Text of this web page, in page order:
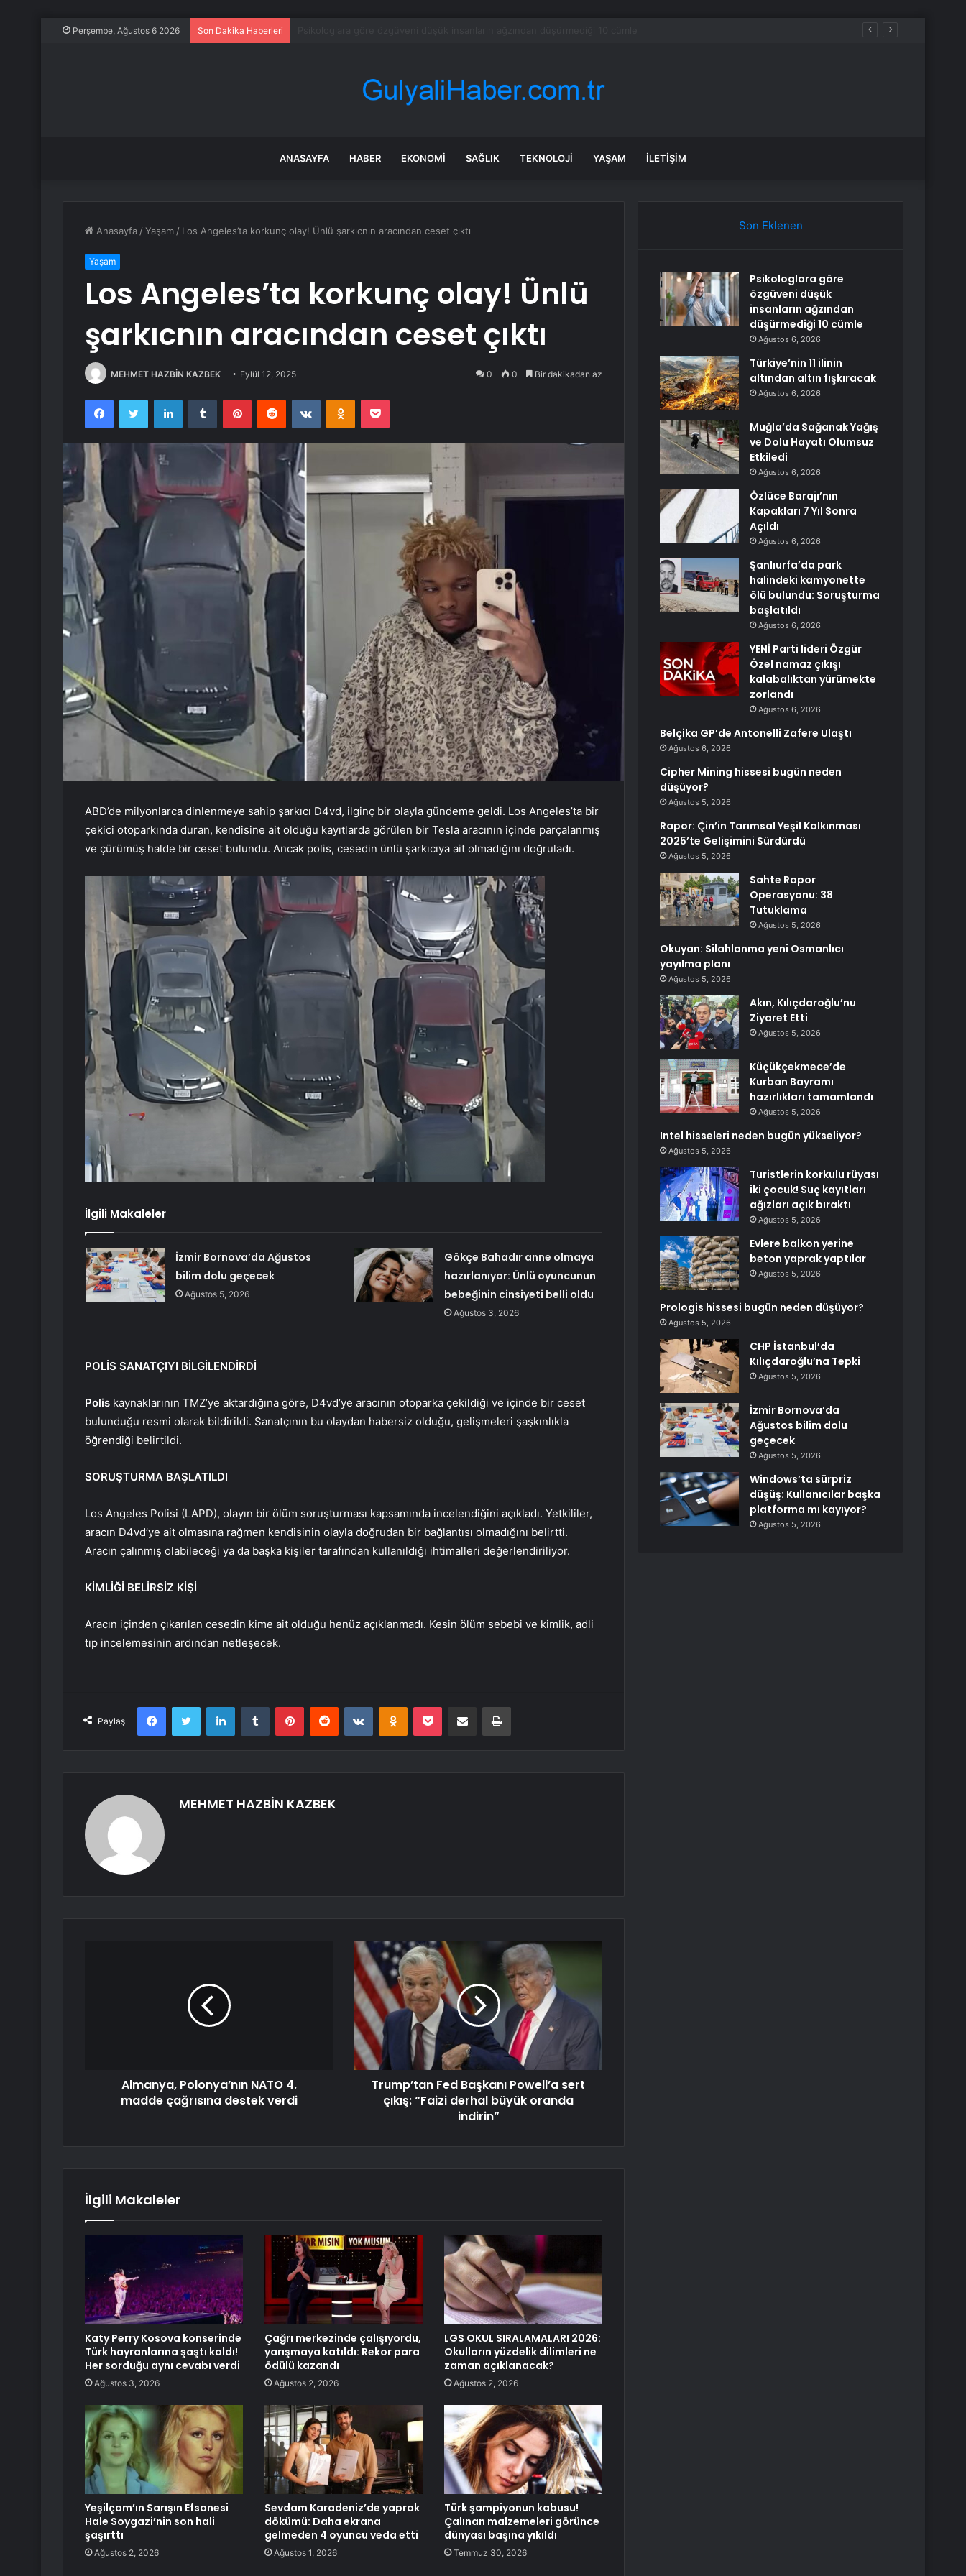
Perşembe, Ağustos 6 2026 Son Dakika Haberleri
ANASAYFA HABER EKONOMI SAĞLIK TEKNOLOJI YAŞAM İLETIŞIM
Anasayfa /Yaşam / Los Angeles’ta korkunç olay! Ünlü şarkıcnın aracından ceset çıktı
Yaşam
Los Angeles’ta korkunç olay! Ünlü
şarkıcnın aracından ceset çıktı
MEHMET HAZBİN KAZBEK Eylül 12, 2025 0 0 Bir dakikadan az
FacebookTwitter LinkedInTumblr PinterestReddit VKontakteOdnoklassniki
Pocket
ABD’de milyonlarca dinlenmeye sahip şarkıcı D4vd, ilginç bir olayla gündeme geldi. Los Angeles’ta bir
çekici otoparkında duran, kendisine ait olduğu kayıtlarda görülen bir Tesla aracının içinde parçalanmış
ve çürümüş halde bir ceset bulundu. Ancak polis, cesedin ünlü şarkıcıya ait olmadığını doğruladı.
İlgili Makaleler
İzmir Bornova’da Ağustos
bilim dolu geçecek
Ağustos 5, 2026
Gökçe Bahadır anne olmaya
hazırlanıyor: Ünlü oyuncunun
bebeğinin cinsiyeti belli oldu
Ağustos 3, 2026
POLİS SANATÇIYI BİLGİLENDİRDİ
Polis kaynaklarının TMZ’ye aktardığına göre, D4vd’ye aracının otoparka çekildiği ve içinde bir ceset
bulunduğu resmi olarak bildirildi. Sanatçının bu olaydan habersiz olduğu, gelişmeleri şaşkınlıkla
öğrendiği belirtildi.
SORUŞTURMA BAŞLATILDI
Los Angeles Polisi (LAPD), olayın bir ölüm soruşturması kapsamında incelendiğini açıkladı. Yetkililer,
aracın D4vd’ye ait olmasına rağmen kendisinin olayla doğrudan bir bağlantısı olmadığını belirtti.
Aracın çalınmış olabileceği ya da başka kişiler tarafından kullanıldığı ihtimalleri değerlendiriliyor.
KİMLİĞİ BELİRSİZ KİŞİ
Aracın içinden çıkarılan cesedin kime ait olduğu henüz açıklanmadı. Kesin ölüm sebebi ve kimlik, adli
tıp incelemesinin ardından netleşecek.
Paylaş
FacebookTwitter LinkedInTumblr PinterestReddit VKontakteOdnoklassniki
Pocket E-Posta ile paylaş Yazdır
MEHMET HAZBİN KAZBEK
Almanya, Polonya’nın NATO 4.
madde çağrısına destek verdi
Trump’tan Fed Başkanı Powell’a sert
çıkış: “Faizi derhal büyük oranda
indirin”
İlgili Makaleler
Katy Perry Kosova konserinde
Türk hayranlarına şaştı kaldı!
Her sorduğu aynı cevabı verdi
Ağustos 3, 2026
Çağrı merkezinde çalışıyordu,
yarışmaya katıldı: Rekor para
ödülü kazandı
Ağustos 2, 2026
LGS OKUL SIRALAMALARI 2026:
Okulların yüzdelik dilimleri ne
zaman açıklanacak?
Ağustos 2, 2026
Yeşilçam’ın Sarışın Efsanesi
Hale Soygazi’nin son hali
şaşırttı
Ağustos 2, 2026
Sevdam Karadeniz’de yaprak
dökümü: Daha ekrana
gelmeden 4 oyuncu veda etti
Ağustos 1, 2026
Türk şampiyonun kabusu!
Çalınan malzemeleri görünce
dünyası başına yıkıldı
Temmuz 30, 2026
Son Eklenen
Psikologlara göre
özgüveni düşük
insanların ağzından
düşürmediği 10 cümle
Ağustos 6, 2026
Türkiye’nin 11 ilinin
altından altın fışkıracak
Ağustos 6, 2026
Muğla’da Sağanak Yağış
ve Dolu Hayatı Olumsuz
Etkiledi
Ağustos 6, 2026
Özlüce Barajı’nın
Kapakları 7 Yıl Sonra
Açıldı
Ağustos 6, 2026
Şanlıurfa’da park
halindeki kamyonette
ölü bulundu: Soruşturma
başlatıldı
Ağustos 6, 2026
YENİ Parti lideri Özgür
Özel namaz çıkışı
kalabalıktan yürümekte
zorlandı
Ağustos 6, 2026
Belçika GP’de Antonelli Zafere Ulaştı
Ağustos 6, 2026
Cipher Mining hissesi bugün neden
düşüyor?
Ağustos 5, 2026
Rapor: Çin’in Tarımsal Yeşil Kalkınması
2025’te Gelişimini Sürdürdü
Ağustos 5, 2026
Sahte Rapor
Operasyonu: 38
Tutuklama
Ağustos 5, 2026
Okuyan: Silahlanma yeni Osmanlıcı
yayılma planı
Ağustos 5, 2026
Akın, Kılıçdaroğlu’nu
Ziyaret Etti
Ağustos 5, 2026
Küçükçekmece’de
Kurban Bayramı
hazırlıkları tamamlandı
Ağustos 5, 2026
Intel hisseleri neden bugün yükseliyor?
Ağustos 5, 2026
Turistlerin korkulu rüyası
iki çocuk! Suç kayıtları
ağızları açık bıraktı
Ağustos 5, 2026
Evlere balkon yerine
beton yaprak yaptılar
Ağustos 5, 2026
Prologis hissesi bugün neden düşüyor?
Ağustos 5, 2026
CHP İstanbul’da
Kılıçdaroğlu’na Tepki
Ağustos 5, 2026
İzmir Bornova’da
Ağustos bilim dolu
geçecek
Ağustos 5, 2026
Windows’ta sürpriz
düşüş: Kullanıcılar başka
platforma mı kayıyor?
Ağustos 5, 2026